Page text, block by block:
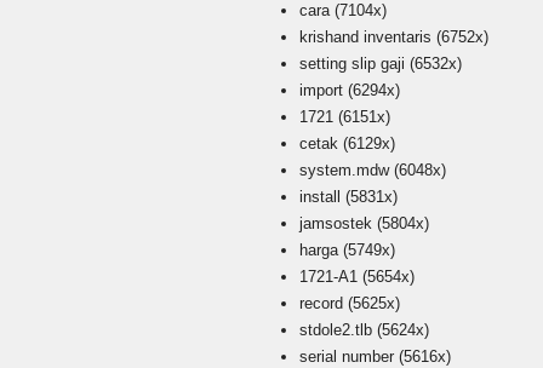
cara (7104x)
krishand inventaris (6752x)
setting slip gaji (6532x)
import (6294x)
1721 (6151x)
cetak (6129x)
system.mdw(6048x)
install (5831x)
jamsostek (5804x)
harga (5749x)
1721-A1 (5654x)
record (5625x)
stdole2.tlb (5624x)
serial number (5616x)